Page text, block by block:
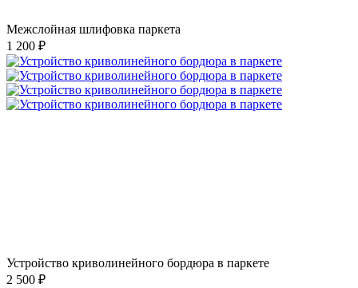
Межслойная шлифовка паркета
1 200 ₽
Устройство криволинейного бордюра в паркете
2 500 ₽